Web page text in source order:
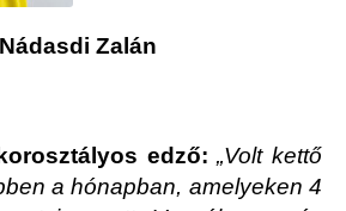
Nádasdi Zalán
edző: „Volt kettő
a hónapban, amelyeken 4